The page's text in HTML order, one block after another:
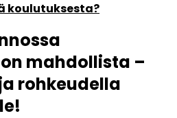
koulutuksesta?
mahdollista –
rohkeudella